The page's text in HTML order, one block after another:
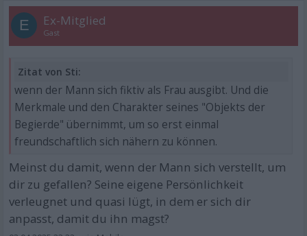
E Ex-Mitglied
Gast
Zitat von Sti:
wenn der Mann sich fiktiv als Frau ausgibt. Und die
Merkmale und den Charakter seines "Objekts der
Begierde" übernimmt, um so erst einmal
freundschaftlich sich nähern zu können.
Meinst du damit, wenn der Mann sich verstellt, um
dir zu gefallen? Seine eigene Persönlichkeit
verleugnet und quasi lügt, in dem er sich dir
anpasst, damit du ihn magst?